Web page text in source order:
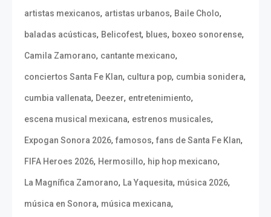
artistas mexicanos, artistas urbanos, Baile Cholo,
baladas acústicas, Belicofest, blues, boxeo sonorense,
Camila Zamorano, cantante mexicano,
conciertos Santa Fe Klan, cultura pop, cumbia sonidera,
cumbia vallenata, Deezer, entretenimiento,
escena musical mexicana, estrenos musicales,
Expogan Sonora 2026, famosos, fans de Santa Fe Klan,
FIFA Heroes 2026, Hermosillo, hip hop mexicano,
La Magnífica Zamorano, La Yaquesita, música 2026,
música en Sonora, música mexicana,